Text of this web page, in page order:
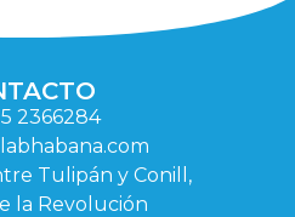
2366284
Tulipán y Conill,
la Revolución